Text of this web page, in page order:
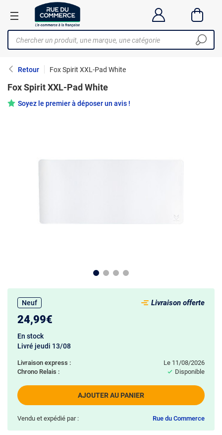
Retour Fox Spirit XXL-Pad White
Fox Spirit XXL-Pad White
Soyez le premier à déposer un avis !
Neuf
24,99€
AJOUTER AU PANIER
En stock
Livraison express :
le 11/08/2026
Chrono Relais :
Disponible
Livré jeudi 13/08
Livraison offerte
Vendu et expédié par : Rue du Commerce